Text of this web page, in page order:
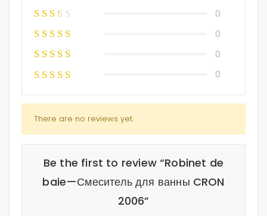
0
0
0
0
There are no reviews yet.
Be the first to review “Robinet de
baie—Смеситель для ванны CRON
2006”